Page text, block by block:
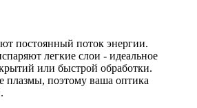
постоянный поток энергии.
легкие слои - идеальное
или быстрой обработки.
плазмы, поэтому ваша оптика